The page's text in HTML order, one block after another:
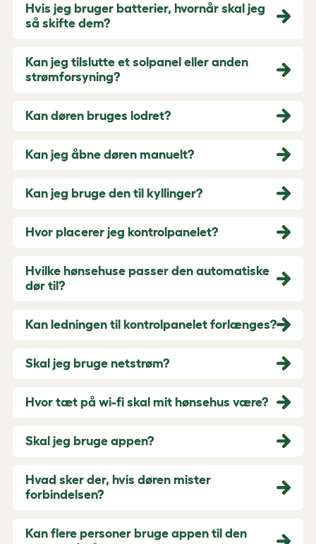
Hvis jeg bruger batterier, hvornår skal jeg
så skifte dem?
Kan jeg tilslutte et solpanel eller anden
strømforsyning?
Kan døren bruges lodret?
Kan jeg åbne døren manuelt?
Kan jeg bruge den til kyllinger?
Hvor placerer jeg kontrolpanelet?
Hvilke hønsehuse passer den automatiske
dør til?
Kan ledningen til kontrolpanelet forlænges?
Skal jeg bruge netstrøm?
Hvor tæt på wi-fi skal mit hønsehus være?
Skal jeg bruge appen?
Hvad sker der, hvis døren mister
forbindelsen?
Kan flere personer bruge appen til den